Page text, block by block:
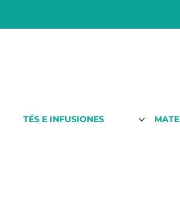
TÉS E INFUSIONES MATE